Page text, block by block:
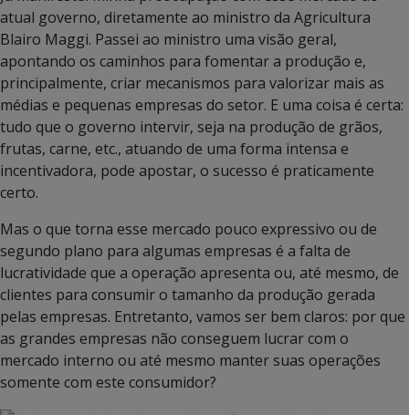
atual governo, diretamente ao ministro da Agricultura
Blairo Maggi. Passei ao ministro uma visão geral,
apontando os caminhos para fomentar a produção e,
principalmente, criar mecanismos para valorizar mais as
médias e pequenas empresas do setor. E uma coisa é certa:
tudo que o governo intervir, seja na produção de grãos,
frutas, carne, etc., atuando de uma forma intensa e
incentivadora, pode apostar, o sucesso é praticamente
certo.
Mas o que torna esse mercado pouco expressivo ou de
segundo plano para algumas empresas é a falta de
lucratividade que a operação apresenta ou, até mesmo, de
clientes para consumir o tamanho da produção gerada
pelas empresas. Entretanto, vamos ser bem claros: por que
as grandes empresas não conseguem lucrar com o
mercado interno ou até mesmo manter suas operações
somente com este consumidor?